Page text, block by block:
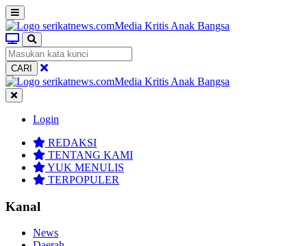
CARI
Login
REDAKSI
TENTANG KAMI
YUK MENULIS
TERPOPULER
Kanal
News